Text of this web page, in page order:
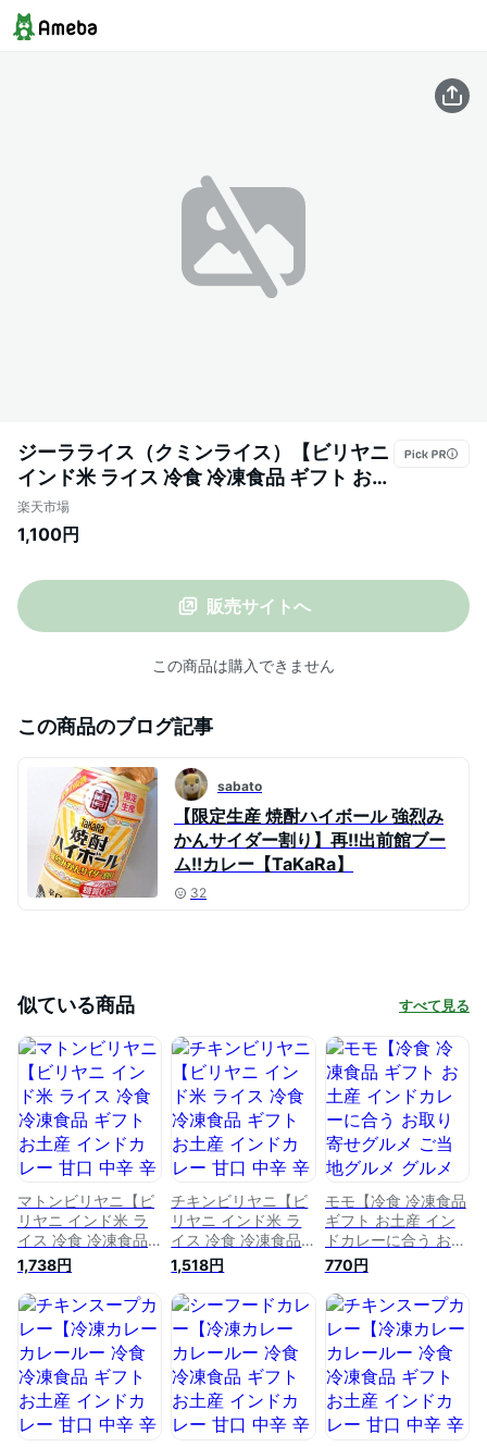
ジーラライス（クミンライス）【ビリヤニ
インド米 ライス 冷食 冷凍食品 ギフト お土
産 インドカレー 甘口 中辛 辛口 お取り寄せ
グルメ ご当地グルメ グルメ 食べ物 たべも
ンド料理専門店BISHNU(ビスヌ)】
楽天市場
1,100円
販売サイトへ
この商品は購入できません
この商品のブログ記事
sabato
【限定生産 焼酎ハイボール 強烈み
かんサイダー割り】再!!出前館ブー
ム!!カレー【TaKaRa】
32
似ている商品 すべて見る
マトンビリヤニ【ビ
リヤニ インド米 ラ
イス 冷食 冷凍食品
ギフト お土産 イン
ドカレー 甘口 中辛
辛口 お取り寄せグル
メ ご当地グルメ グ
ルメ 食べ物 たべも
の 食品 特産品 名産
品 冷凍カレー用 本
格インド料理専門店
BISHNU(ビスヌ)】
1,738円
チキンビリヤニ【ビ
リヤニ インド米 ラ
イス 冷食 冷凍食品
ギフト お土産 イン
ドカレー 甘口 中辛
辛口 お取り寄せグル
メ ご当地グルメ グ
ルメ 食べ物 たべも
の 食品 特産品 名産
品 冷凍カレー用 本
格インド料理専門店
BISHNU(ビスヌ)】
1,518円
モモ【冷食 冷凍食品
ギフト お土産 イン
ドカレーに合う お取
り寄せグルメ ご当地
グルメ グルメ 食べ
物 たべもの 食品 特
産品 名産品 冷凍カ
レー用 本格インド料
理専門店BISHNU(ビ
スヌ)】
770円